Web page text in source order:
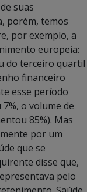
suas
porém, temos
por exemplo, a
europeia:
do terceiro quartil
financeiro
esse período
o volume de
85%). Mas
por um
que se
disse que,
pelo